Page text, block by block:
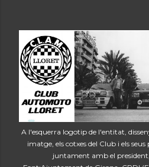
A l'esquerra logotip de l'entitat,
imatge, els cotxes del Club i els
juntament amb el